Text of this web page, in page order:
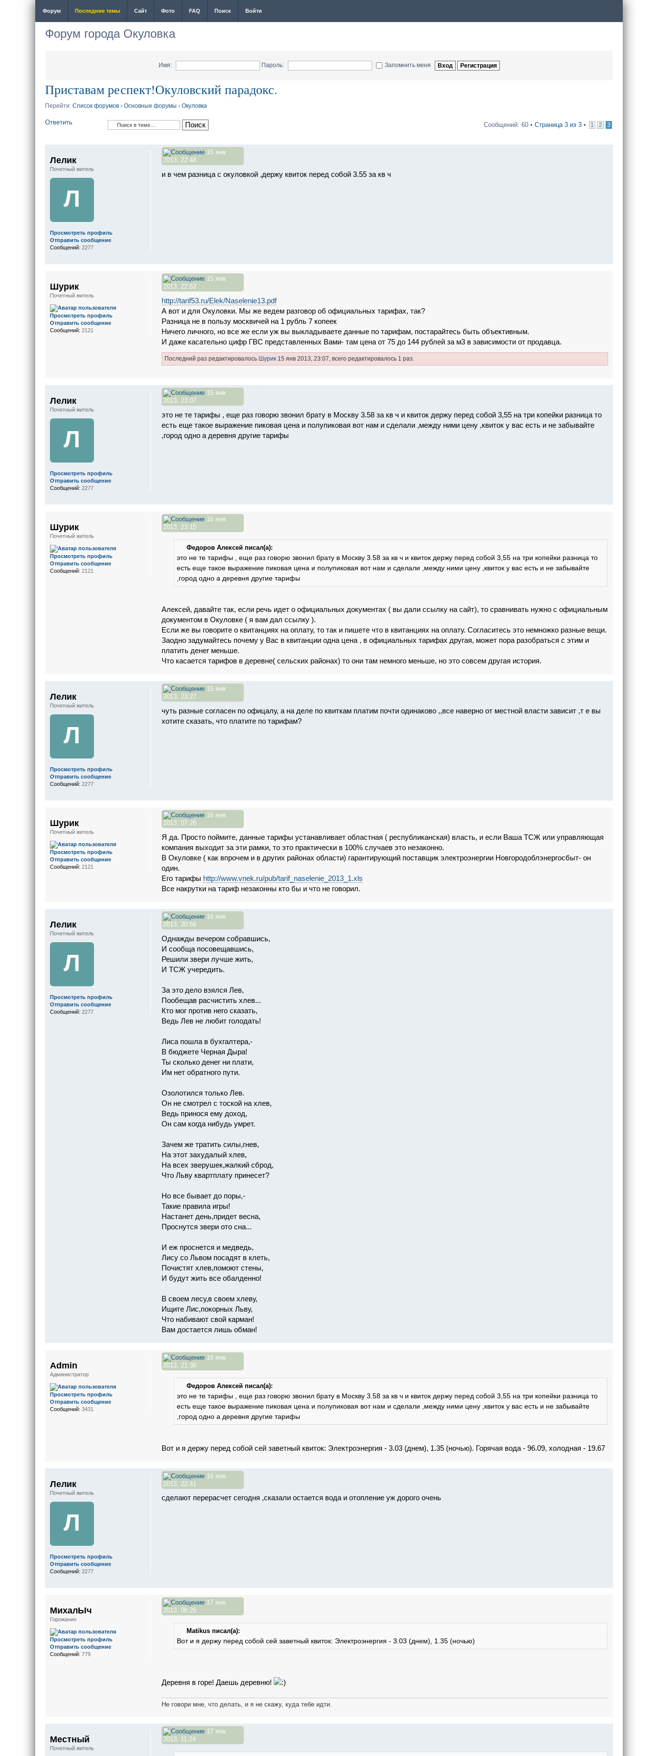
Форум Последние темы Сайт Фото FAQ Поиск Войти
Форум города Окуловка
Имя: Пароль: Запомнить меня
Приставам респект!Окуловский парадокс.
Перейти: Список форумов › Основные форумы › Окуловка
Ответить Сообщений: 60 • Страница 3 из 3 • 1 2 3
15 янв
2013, 22:48
и в чем разница с окуловкой ,держу квиток перед собой 3.55 за кв ч
Лелик
Почетный житель
Л
Просмотреть профиль
Отправить сообщение
Сообщений: 2277
15 янв
2013, 22:52
http://tarif53.ru/Elek/Naselenie13.pdf
А вот и для Окуловки. Мы же ведем разговор об официальных тарифах, так?
Разница не в пользу москвичей на 1 рубль 7 копеек
Ничего личного, но все же если уж вы выкладываете данные по тарифам, постарайтесь быть объективным.
И даже касательно цифр ГВС представленных Вами- там цена от 75 до 144 рублей за м3 в зависимости от продавца.
Последний раз редактировалось Шурик 15 янв 2013, 23:07, всего редактировалось 1 раз.
Шурик
Почетный житель
Просмотреть профиль
Отправить сообщение
Сообщений: 2121
15 янв
2013, 23:07
это не те тарифы , еще раз говорю звонил брату в Москву 3.58 за кв ч и квиток держу перед собой 3,55 на три копейки разница то
есть еще такое выражение пиковая цена и полупиковая вот нам и сделали ,между ними цену ,квиток у вас есть и не забывайте
,город одно а деревня другие тарифы
Лелик
Почетный житель
Л
Просмотреть профиль
Отправить сообщение
Сообщений: 2277
15 янв
2013, 23:15
Федоров Алексей писал(а):
это не те тарифы , еще раз говорю звонил брату в Москву 3.58 за кв ч и квиток держу перед собой 3,55 на три копейки разница то
есть еще такое выражение пиковая цена и полупиковая вот нам и сделали ,между ними цену ,квиток у вас есть и не забывайте
,город одно а деревня другие тарифы
Алексей, давайте так, если речь идет о официальных документах ( вы дали ссылку на сайт), то сравнивать нужно с официальным
документом в Окуловке ( я вам дал ссылку ).
Если же вы говорите о квитанциях на оплату, то так и пишете что в квитанциях на оплату. Согласитесь это немножко разные вещи.
Заодно задумайтесь почему у Вас в квитанции одна цена , в официальных тарифах другая, может пора разобраться с этим и
платить денег меньше.
Что касается тарифов в деревне( сельских районах) то они там немного меньше, но это совсем другая история.
Шурик
Почетный житель
Просмотреть профиль
Отправить сообщение
Сообщений: 2121
15 янв
2013, 23:27
чуть разные согласен по офицалу, а на деле по квиткам платим почти одинаково ,,все наверно от местной власти зависит ,т е вы
хотите сказать, что платите по тарифам?
Лелик
Почетный житель
Л
Просмотреть профиль
Отправить сообщение
Сообщений: 2277
16 янв
2013, 07:26
Я да. Просто поймите, данные тарифы устанавливает областная ( республиканская) власть, и если Ваша ТСЖ или управляющая
компания выходит за эти рамки, то это практически в 100% случаев это незаконно.
В Окуловке ( как впрочем и в других районах области) гарантирующий поставщик электроэнергии Новгородоблэнергосбыт- он
один.
Его тарифы http://www.vnek.ru/pub/tarif_naselenie_2013_1.xls
Все накрутки на тариф незаконны кто бы и что не говорил.
Шурик
Почетный житель
Просмотреть профиль
Отправить сообщение
Сообщений: 2121
16 янв
2013, 20:56
Однажды вечером собравшись,
И сообща посовещавшись,
Решили звери лучше жить,
И ТСЖ учередить.
За это дело взялся Лев,
Пообещав расчистить хлев...
Кто мог против него сказать,
Ведь Лев не любит голодать!
Лиса пошла в бухгалтера,-
В бюджете Черная Дыра!
Ты сколько денег ни плати,
Им нет обратного пути.
Озолотился только Лев.
Он не смотрел с тоской на хлев,
Ведь принося ему доход,
Он сам когда нибудь умрет.
Зачем же тратить силы,гнев,
На этот захудалый хлев,
На всех зверушек,жалкий сброд,
Что Льву квартплату принесет?
Но все бывает до поры,-
Такие правила игры!
Настанет день,придет весна,
Проснутся звери ото сна...
И еж проснется и медведь,
Лису со Львом посадят в клеть,
Почистят хлев,помоют стены,
И будут жить все обалденно!
В своем лесу,в своем хлеву,
Ищите Лис,покорных Льву,
Что набивают свой карман!
Вам достается лишь обман!
Лелик
Почетный житель
Л
Просмотреть профиль
Отправить сообщение
Сообщений: 2277
16 янв
2013, 21:36
Федоров Алексей писал(а):
это не те тарифы , еще раз говорю звонил брату в Москву 3.58 за кв ч и квиток держу перед собой 3,55 на три копейки разница то
есть еще такое выражение пиковая цена и полупиковая вот нам и сделали ,между ними цену ,квиток у вас есть и не забывайте
,город одно а деревня другие тарифы
Вот и я держу перед собой сей заветный квиток: Электроэнергия - 3.03 (днем), 1.35 (ночью). Горячая вода - 96.09, холодная - 19.67
Admin
Администратор
Просмотреть профиль
Отправить сообщение
Сообщений: 3431
16 янв
2013, 22:41
сделают перерасчет сегодня ,сказали остается вода и отопление уж дорого очень
Лелик
Почетный житель
Л
Просмотреть профиль
Отправить сообщение
Сообщений: 2277
17 янв
2013, 08:26
Matikus писал(а):
Вот и я держу перед собой сей заветный квиток: Электроэнергия - 3.03 (днем), 1.35 (ночью)
Деревня в горе! Даешь деревню!
Не говори мне, что делать, и я не скажу, куда тебе идти.
МихалЫч
Горожанин
Просмотреть профиль
Отправить сообщение
Сообщений: 779
17 янв
2013, 11:24
Местный
Почетный житель